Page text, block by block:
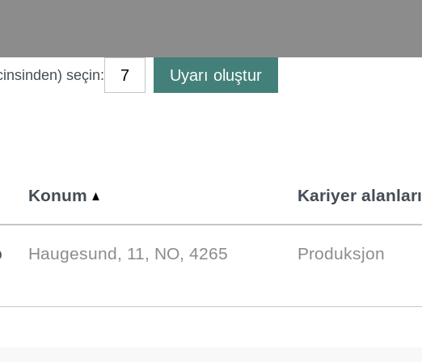
seçin: Uyarı oluştur
Konum Kariyer alanları
Haugesund, 11, NO, 4265 Produksjon